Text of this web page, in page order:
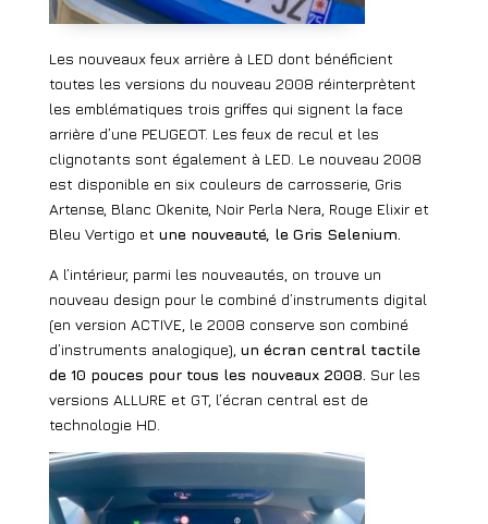
Les nouveaux feux arrière à LED dont bénéficient
toutes les versions du nouveau 2008 réinterprètent
les emblématiques trois griffes qui signent la face
arrière d’une PEUGEOT. Les feux de recul et les
clignotants sont également à LED. Le nouveau 2008
est disponible en six couleurs de carrosserie, Gris
Artense, Blanc Okenite, Noir Perla Nera, Rouge Elixir et
Bleu Vertigo et une nouveauté, le Gris Selenium.
A l’intérieur, parmi les nouveautés, on trouve un
nouveau design pour le combiné d’instruments digital
(en version ACTIVE, le 2008 conserve son combiné
d’instruments analogique), un écran central tactile
de 10 pouces pour tous les nouveaux 2008. Sur les
versions ALLURE et GT, l’écran central est de
technologie HD.